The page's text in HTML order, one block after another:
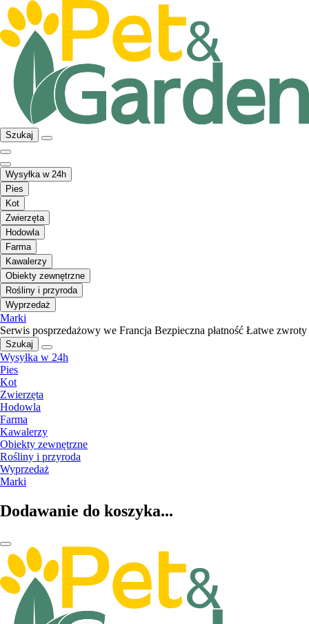
Szukaj
Wysyłka w 24h
Pies
Kot
Zwierzęta
Hodowla
Farma
Kawalerzy
Obiekty zewnętrzne
Rośliny i przyroda
Wyprzedaż
Marki
Serwis posprzedażowy we Francja Bezpieczna płatność Łatwe zwroty
Szukaj
Wysyłka w 24h
Pies
Kot
Zwierzęta
Hodowla
Farma
Kawalerzy
Obiekty zewnętrzne
Rośliny i przyroda
Wyprzedaż
Marki
Dodawanie do koszyka...